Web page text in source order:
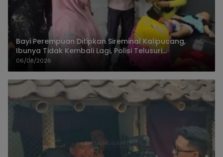
Bayi Perempuan Ditipkan Sireminal Kalipucang,
Ibunya Tidak Kembali Lagi, Polisi Telusuri
Keberadaan Orang Tua
06/08/2026